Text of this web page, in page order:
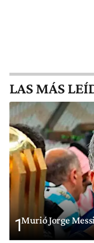
LAS MÁS
1Murió Jorge